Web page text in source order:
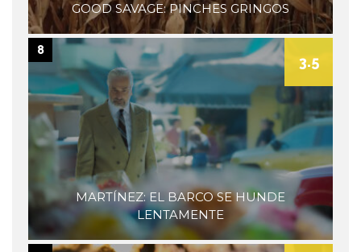
GOOD SAVAGE: PINCHES GRINGOS
MARTÍNEZ: EL BARCO SE HUNDE
LENTAMENTE
3.5
8